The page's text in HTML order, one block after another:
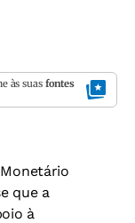
às suas fontes
que a
à